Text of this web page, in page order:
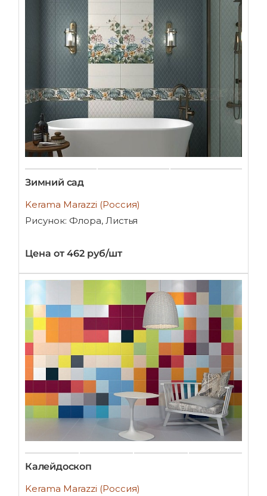
Зимний сад
Kerama Marazzi (Россия)
Рисунок: Флора, Листья
Цена от 462 руб/шт
Калейдоскоп
Kerama Marazzi (Россия)